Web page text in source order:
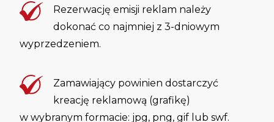
Rezerwację emisji reklam należy
dokonać co najmniej z 3-dniowym
wyprzedzeniem.
Zamawiający powinien dostarczyć
kreację reklamową (grafikę)
w wybranym formacie: jpg, png, gif lub swf.